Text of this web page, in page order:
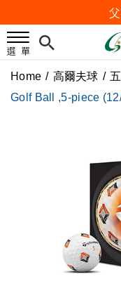
2026
防詐騙!
歡迎體驗公
消
2026
7月份
防詐騙!
Home / 高爾夫球 /
Golf Ball ,5-piece